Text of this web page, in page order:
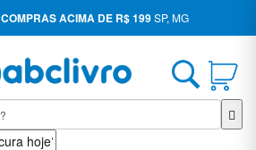
COMPRAS ACIMA DE R$ 199SP, MG